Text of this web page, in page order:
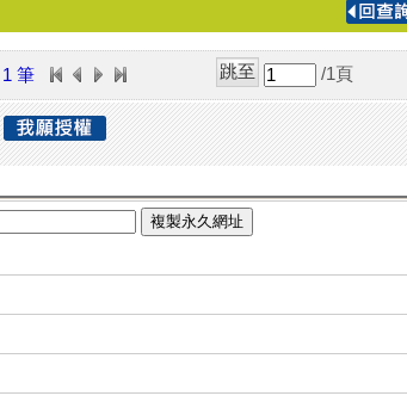
導
筆 /1 頁
複製永久網址